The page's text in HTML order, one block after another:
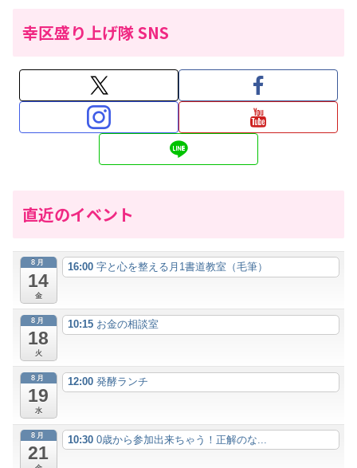
幸区盛り上げ隊 SNS
直近のイベント
8月
14
金
16:00 字と心を整える月1書道教室（毛筆）
8月
18
火
10:15 お金の相談室
8月
19
水
12:00 発酵ランチ
8月
21
10:30 0歳から参加出来ちゃう！正解のな...